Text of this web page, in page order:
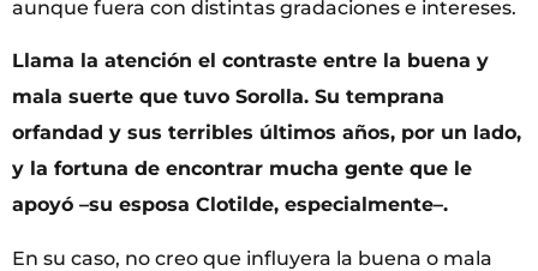
aunque fuera con distintas gradaciones e intereses.
Llama la atención el contraste entre la buena y
mala suerte que tuvo Sorolla. Su temprana
orfandad y sus terribles últimos años, por un lado,
y la fortuna de encontrar mucha gente que le
apoyó –su esposa Clotilde, especialmente–.
En su caso, no creo que influyera la buena o mala